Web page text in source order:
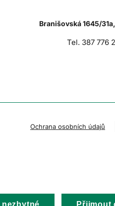
Branišovská 1645/
Tel. 387 776
Ochrana osobních údajů
nezbytné Přijmout